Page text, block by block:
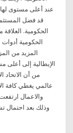
عند أعلى مستوى
قد فضل
الحكومية.
الحكومية أدوات
المزيد من
الإيطالية إلى أعلى
من أن الاتحاد
عالمي يغطي كافة
والاعمال
وذلك بعد احتمال